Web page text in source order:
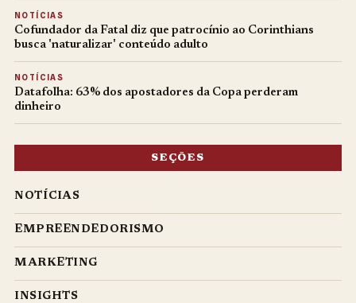
NOTÍCIAS
Cofundador da Fatal diz que patrocínio ao Corinthians
busca 'naturalizar' conteúdo adulto
NOTÍCIAS
Datafolha: 63% dos apostadores da Copa perderam
dinheiro
SEÇÕES
NOTÍCIAS
EMPREENDEDORISMO
MARKETING
INSIGHTS